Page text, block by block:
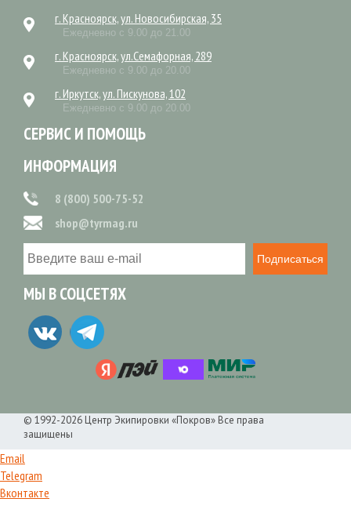
г. Красноярск, ул. Новосибирская, 35
Ежедневно с 9.00 до 21.00
г. Красноярск, ул.Семафорная, 289
Ежедневно с 9.00 до 20.00
г. Иркутск, ул. Пискунова, 102
Ежедневно с 9.00 до 20.00
СЕРВИС И ПОМОЩЬ
ИНФОРМАЦИЯ
8 (800) 500-75-52
shop@tyrmag.ru
Подписаться
МЫ В СОЦСЕТЯХ
© 1992-2026 Центр Экипировки «Покров» Все права
защищены
Email
Telegram
Вконтакте